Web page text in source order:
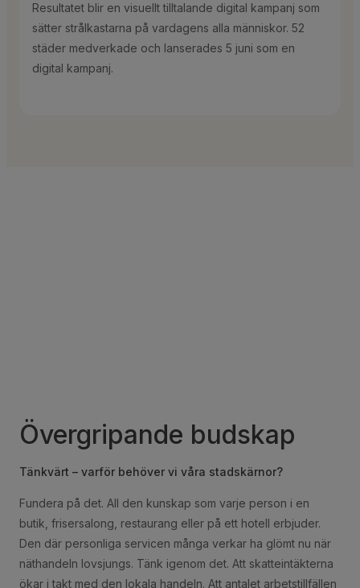
Resultatet blir en visuellt tilltalande digital kampanj som
sätter strålkastarna på vardagens alla människor. 52
städer medverkade och lanserades 5 juni som en
digital kampanj.
Övergripande budskap
Tänkvärt – varför behöver vi våra stadskärnor?
Fundera på det. All den kunskap som varje person i en
butik, frisersalong, restaurang eller på ett hotell erbjuder.
Den där personliga servicen många verkar ha glömt nu när
näthandeln lovsjungs. Tänk igenom det. Att skatteintäkterna
ökar i takt med den lokala handeln. Att antalet arbetstillfällen